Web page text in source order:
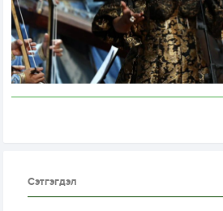
Сэтгэгдэл